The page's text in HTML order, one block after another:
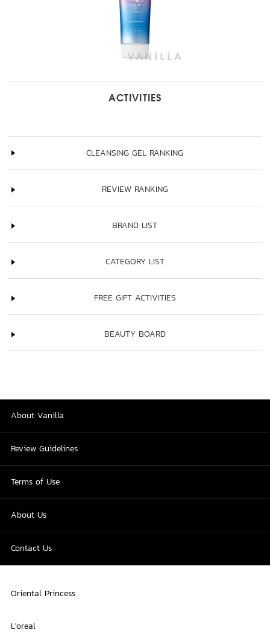
ACTIVITIES
CLEANSING GEL RANKING
REVIEW RANKING
BRAND LIST
CATEGORY LIST
FREE GIFT ACTIVITIES
BEAUTY BOARD
About Vanilla
Review Guidelines
Terms of Use
About Us
Contact Us
Oriental Princess
L'oreal